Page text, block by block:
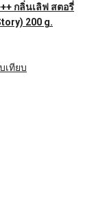
กลิ่นเลิฟ สตอรี่
200 g.
เทียบ